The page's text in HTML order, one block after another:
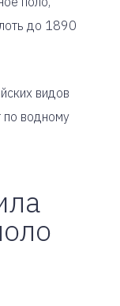
до 1890
видов
по водному